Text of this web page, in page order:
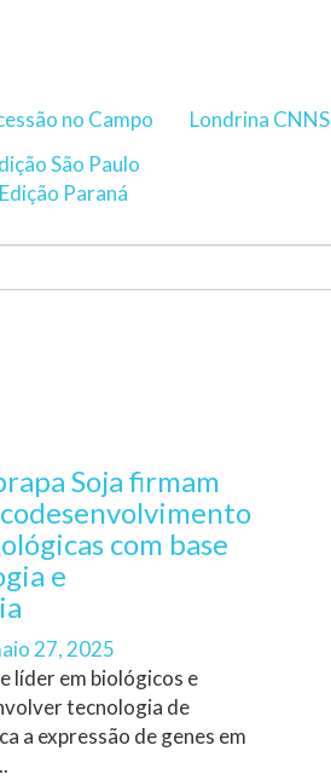
no Campo
São Paulo
Edição Paraná
Londrina CNNS
Soja firmam
com base
e
27, 2025
líder em biológicos e
tecnologia de
a expressão de genes em